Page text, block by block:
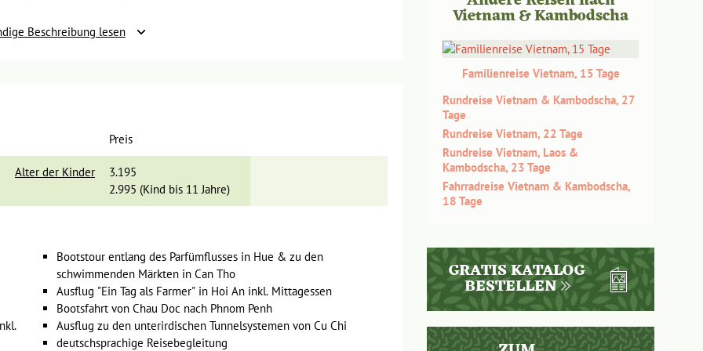
besonderen Art: dieHalong-Bucht
Es gibt hier kleine versteckte Strände
Wasser des Golfes von Tonkin.
anderem wollen Einwohner ein
(daher auch der Name Ha Long =
machen wir eine Bootstour u.a. zu der
Stalaktiten und Stalagmiten, die Tieren
uns an den Stränden der Insel zu erholen und das vielfältige
nach Hanoi geht.
Beschreibung lesen
Preis
Alter der Kinder
3.195
2.995 (Kind bis 11 Jahre)
Bootstour entlang des Parfümflusses in Hue & zu den
schwimmenden Märkten in Can Tho
Ausflug "Ein Tag als Farmer" in Hoi An inkl. Mittagessen
Bootsfahrt von Chau Doc nach Phnom Penh
Ausflug zu den unterirdischen Tunnelsystemen von Cu Chi
deutschsprachige Reisebegleitung
Vietnam & Kambodscha
Familienreise Vietnam, 15 Tage
Rundreise Vietnam & Kambodscha, 27
Tage
Rundreise Vietnam, 22 Tage
Rundreise Vietnam, Laos &
Kambodscha, 23 Tage
Fahrradreise Vietnam & Kambodscha,
18 Tage
GRATIS KATALOG
BESTELLEN